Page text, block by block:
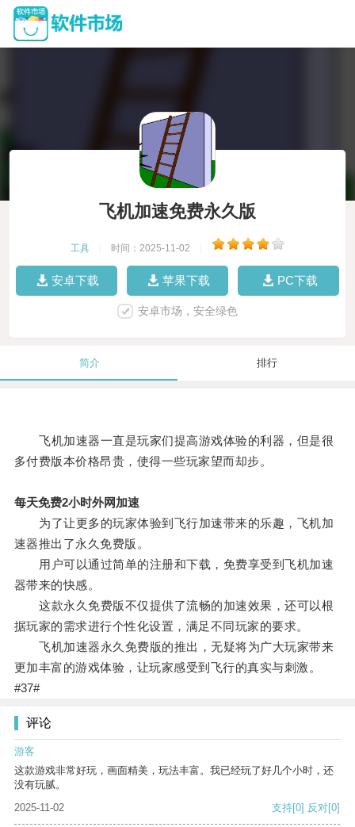
飞机加速免费永久版
工具 时间：2025-11-02
安卓下载 苹果下载 PC下载
安卓市场，安全绿色
简介 排行
飞机加速器一直是玩家们提高游戏体验的利器，但是很
多付费版本价格昂贵，使得一些玩家望而却步。
每天免费2小时外网加速
为了让更多的玩家体验到飞行加速带来的乐趣，飞机加
速器推出了永久免费版。
用户可以通过简单的注册和下载，免费享受到飞机加速
器带来的快感。
这款永久免费版不仅提供了流畅的加速效果，还可以根
据玩家的需求进行个性化设置，满足不同玩家的要求。
飞机加速器永久免费版的推出，无疑将为广大玩家带来
更加丰富的游戏体验，让玩家感受到飞行的真实与刺激。
#37#
评论
游客
这款游戏非常好玩，画面精美，玩法丰富。我已经玩了好几个小时，还
没有玩腻。
2025-11-02
支持[0] 反对[0]